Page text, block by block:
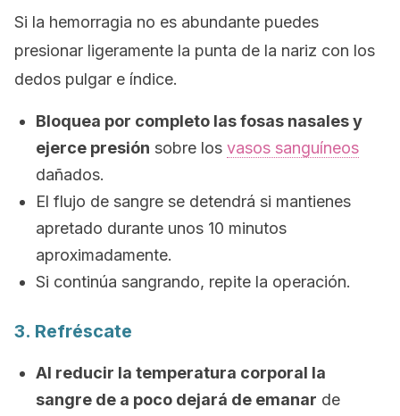
Si la hemorragia no es abundante puedes
presionar ligeramente la punta de la nariz con los
dedos pulgar e índice.
Bloquea por completo las fosas nasales y
ejerce presión sobre los vasos sanguíneos
dañados.
El flujo de sangre se detendrá si mantienes
apretado durante unos 10 minutos
aproximadamente.
Si continúa sangrando, repite la operación.
3. Refréscate
Al reducir la temperatura corporal la
sangre de a poco dejará de emanar de